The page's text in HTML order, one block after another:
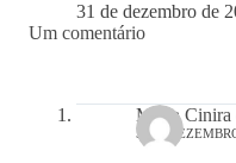
31 de dezembro de
Um comentário
Maria Cinira
5 DE